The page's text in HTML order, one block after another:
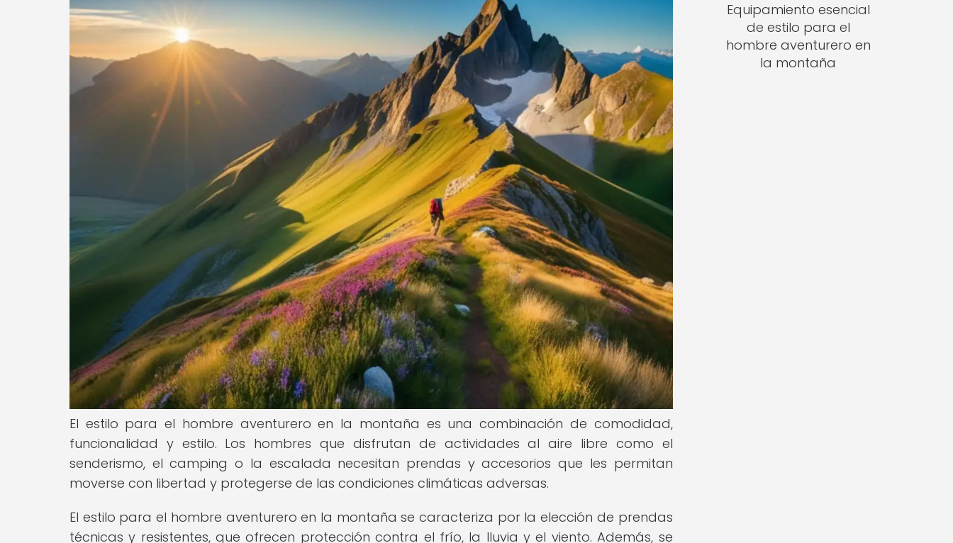
El estilo para el hombre aventurero en la montaña es una combinación de comodidad,
funcionalidad y estilo. Los hombres que disfrutan de actividades al aire libre como el
senderismo, el camping o la escalada necesitan prendas y accesorios que les permitan
moverse con libertad y protegerse de las condiciones climáticas adversas.
El estilo para el hombre aventurero en la montaña se caracteriza por la elección de prendas
técnicas y resistentes, que ofrecen protección contra el frío, la lluvia y el viento. Además, se
Equipamiento esencial
de estilo para el
hombre aventurero en
la montaña